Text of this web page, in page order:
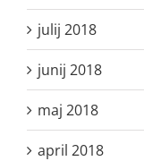
julij 2018
junij 2018
maj 2018
april 2018